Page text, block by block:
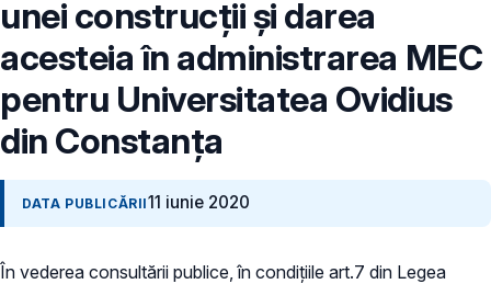
unei construcții şi darea
acesteia în administrarea MEC
pentru Universitatea Ovidius
din Constanța
DATA PUBLICĂRII11 iunie 2020
În vederea consultării publice, în condiţiile art.7 din Legea